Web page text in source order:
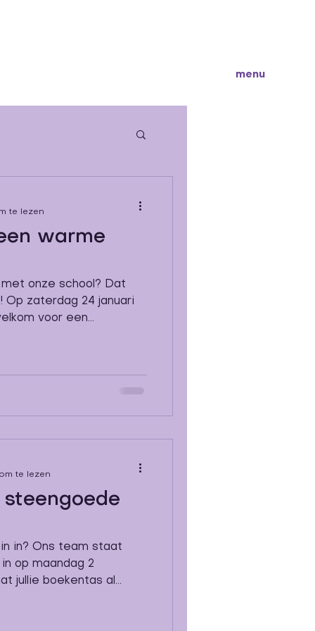
menu
warme
onze school? Dat
Op zaterdag 24 januari
onze aanpak ervaren
📅 Datum:
te lezen
in? Ons team staat
op maandag 2
jullie boekentas al...
te lezen